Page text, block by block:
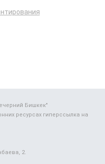
Бишкек"
ресурсах гиперссылка на
2.